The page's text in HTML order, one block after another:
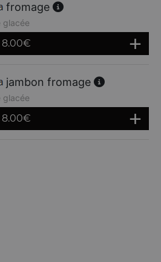
fromage
glacée
8.00€
jambon fromage
glacée
8.00€